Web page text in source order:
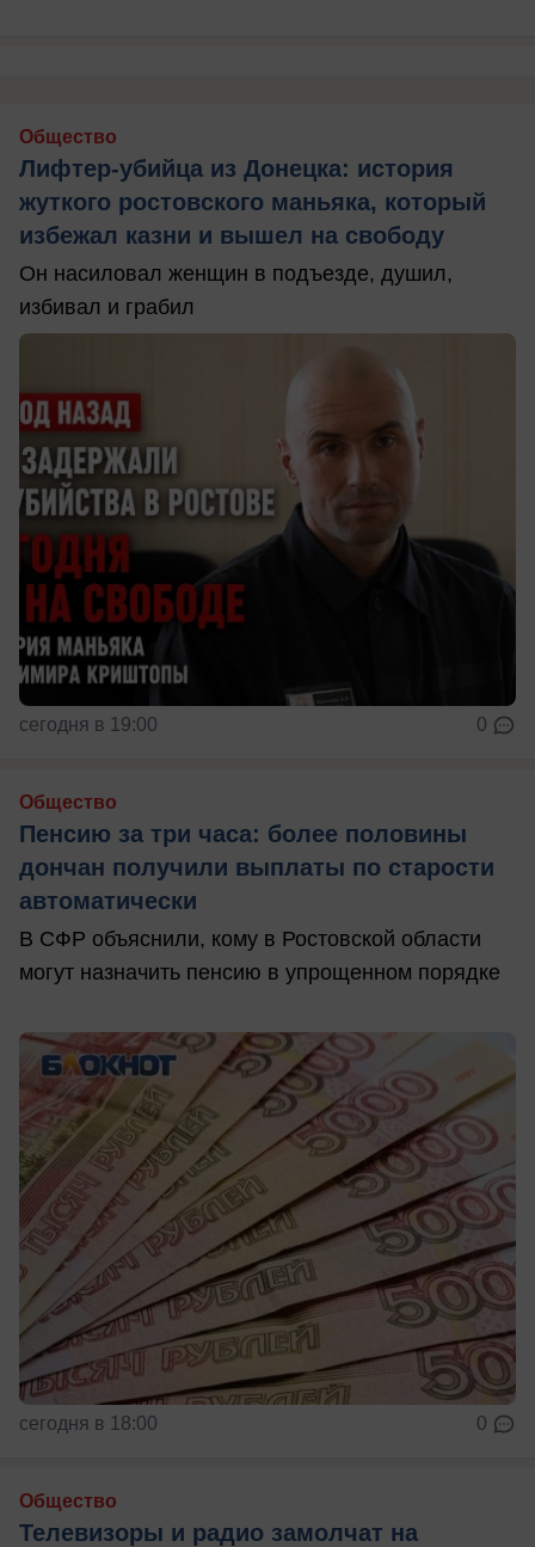
Общество
Лифтер-убийца из Донецка: история
жуткого ростовского маньяка, который
избежал казни и вышел на свободу
Он насиловал женщин в подъезде, душил,
избивал и грабил
сегодня в 19:00 0
Общество
Пенсию за три часа: более половины
дончан получили выплаты по старости
автоматически
В СФР объяснили, кому в Ростовской области
могут назначить пенсию в упрощенном порядке
сегодня в 18:00 0
Общество
Телевизоры и радио замолчат на